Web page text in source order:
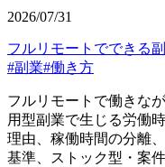
2026/07/31
フルリモートでできる
#副業#働き方
フルリモートで働きな
用型副業で生じる労働
理由、稼働時間の分離
基準、ストック型・案